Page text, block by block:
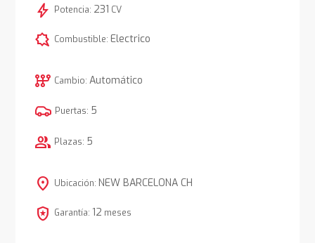
bolt Potencia: 231 CV
comic_bubble Combustible: Electrico
auto_transmission Cambio: Automático
Puertas: 5
group Plazas: 5
location_on Ubicación: NEW BARCELONA CH
local_police Garantía: 12 meses